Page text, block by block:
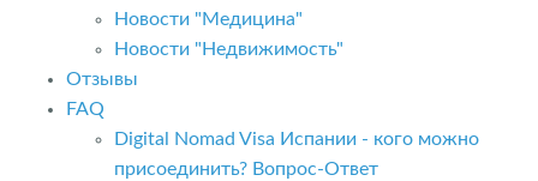
Новости "Медицина"
Новости "Недвижимость"
Отзывы
FAQ
Digital Nomad Visa Испании - кого можно
присоединить? Вопрос-Ответ